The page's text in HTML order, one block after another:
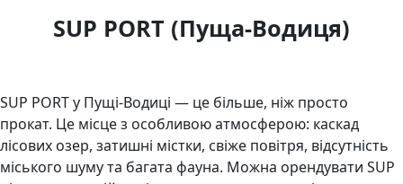
SUP PORT (Пуща-Водиця)
SUP PORT у Пущі-Водиці — це більше, ніж просто
прокат. Це місце з особливою атмосферою: каскад
лісових озер, затишні містки, свіже повітря, відсутність
міського шуму та багата фауна. Можна орендувати SUP